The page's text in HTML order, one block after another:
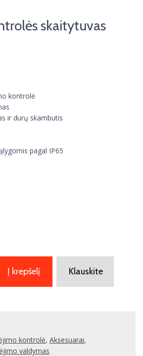
skaitytuvas
kontrolė
ir durų skambutis
pagal IP65
Į krepšelį Klauskite
kontrolė, Aksesuarai,
valdymas